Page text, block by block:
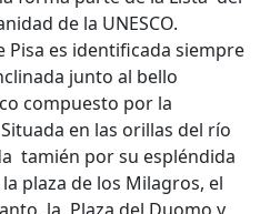
de la UNESCO.
Pisa es identificada siempre
junto al bello
compuesto por la
en las orillas del río
tamién por su espléndida
plaza de los Milagros, el